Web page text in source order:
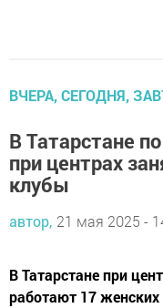
ВЧЕРА, СЕГОДНЯ,
В Татарстане
при центрах
клубы
автор, 21 мая 2025 -
В Татарстане при
работают 17